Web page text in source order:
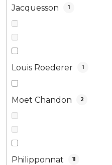
Jacquesson 1
Louis Roederer 1
Moet Chandon 2
Philipponnat 11